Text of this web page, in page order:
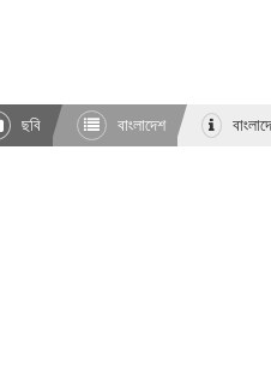
ছবি বাংলাদেশ